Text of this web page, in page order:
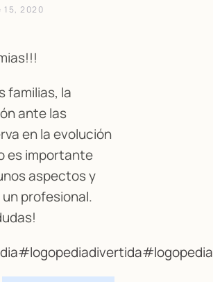
2020
familias, la
ante las
en la evolución
es importante
aspectos y
profesional.
#logopediadivertida#logopedia